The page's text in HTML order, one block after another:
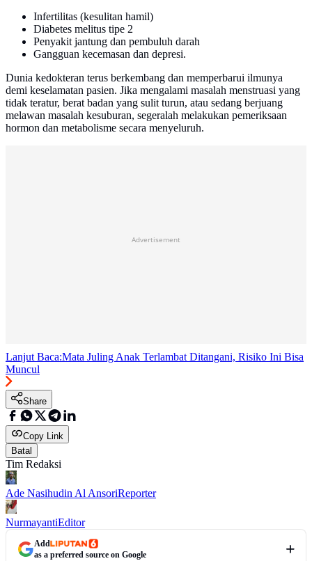
Infertilitas (kesulitan hamil)
Diabetes melitus tipe 2
Penyakit jantung dan pembuluh darah
Gangguan kecemasan dan depresi.
Dunia kedokteran terus berkembang dan memperbarui ilmunya
demi keselamatan pasien. Jika mengalami masalah menstruasi yang
tidak teratur, berat badan yang sulit turun, atau sedang berjuang
melawan masalah kesuburan, segeralah melakukan pemeriksaan
hormon dan metabolisme secara menyeluruh.
Advertisement
Lanjut Baca:Mata Juling Anak Terlambat Ditangani, Risiko Ini Bisa
Muncul
Share
Copy Link
Batal
Tim Redaksi
Ade Nasihudin Al AnsoriReporter
NurmayantiEditor
Add
as a preferred source on Google